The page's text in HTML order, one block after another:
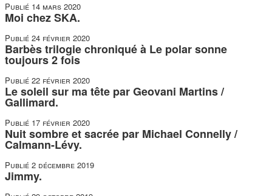
Publié 14 mars 2020
Moi chez SKA.
Publié 24 février 2020
Barbès trilogie chroniqué à Le polar sonne
toujours 2 fois
Publié 22 février 2020
Le soleil sur ma tête par Geovani Martins /
Gallimard.
Publié 17 février 2020
Nuit sombre et sacrée par Michael Connelly /
Calmann-Lévy.
Publié 2 décembre 2019
Jimmy.